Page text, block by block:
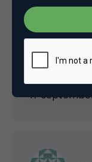
Eenzelfde
naam. Iets
langs, zal het
17